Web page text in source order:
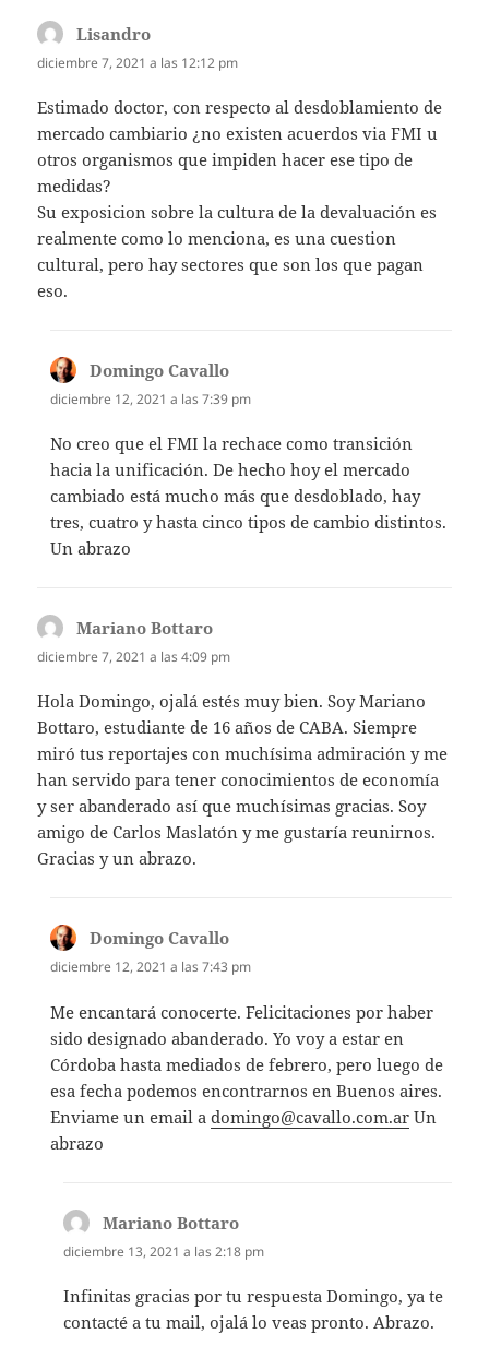
Lisandro
diciembre 7, 2021 a las 12:12 pm
Estimado doctor, con respecto al desdoblamiento de
mercado cambiario ¿no existen acuerdos via FMI u
otros organismos que impiden hacer ese tipo de
medidas?
Su exposicion sobre la cultura de la devaluación es
realmente como lo menciona, es una cuestion
cultural, pero hay sectores que son los que pagan
eso.
Domingo Cavallo
diciembre 12, 2021 a las 7:39 pm
No creo que el FMI la rechace como transición
hacia la unificación. De hecho hoy el mercado
cambiado está mucho más que desdoblado, hay
tres, cuatro y hasta cinco tipos de cambio distintos.
Un abrazo
Mariano Bottaro
diciembre 7, 2021 a las 4:09 pm
Hola Domingo, ojalá estés muy bien. Soy Mariano
Bottaro, estudiante de 16 años de CABA. Siempre
miró tus reportajes con muchísima admiración y me
han servido para tener conocimientos de economía
y ser abanderado así que muchísimas gracias. Soy
amigo de Carlos Maslatón y me gustaría reunirnos.
Gracias y un abrazo.
Domingo Cavallo
diciembre 12, 2021 a las 7:43 pm
Me encantará conocerte. Felicitaciones por haber
sido designado abanderado. Yo voy a estar en
Córdoba hasta mediados de febrero, pero luego de
esa fecha podemos encontrarnos en Buenos aires.
Enviame un email adomingo@cavallo.com.ar Un
abrazo
Mariano Bottaro
diciembre 13, 2021 a las 2:18 pm
Infinitas gracias por tu respuesta Domingo, ya te
contacté a tu mail, ojalá lo veas pronto. Abrazo.